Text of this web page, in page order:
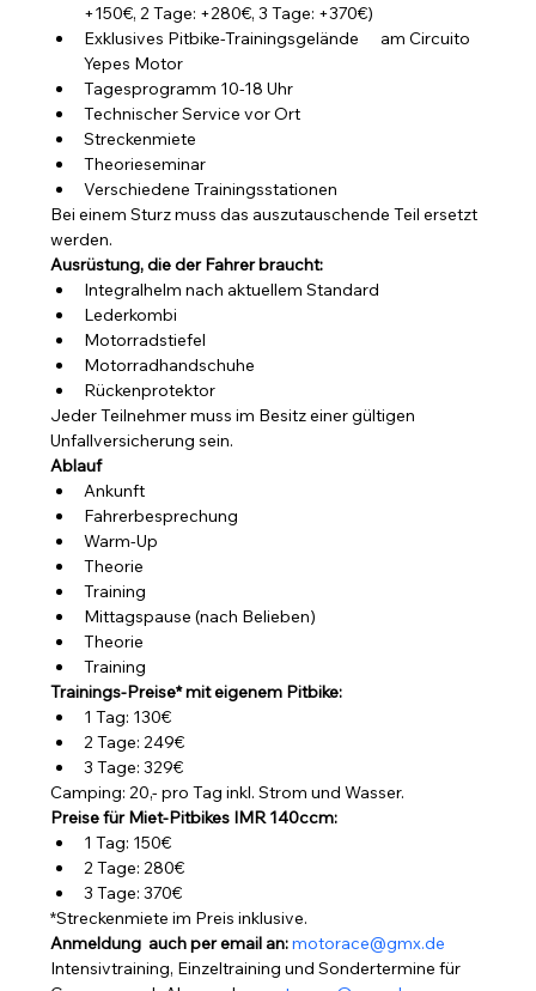
+150€, 2 Tage: +280€, 3 Tage: +370€)
Exklusives Pitbike-Trainingsgelände      am Circuito
Yepes Motor
Tagesprogramm 10-18 Uhr
Technischer Service vor Ort
Streckenmiete
Theorieseminar
Verschiedene Trainingsstationen
Bei einem Sturz muss das auszutauschende Teil ersetzt
werden.
Ausrüstung, die der Fahrer braucht:
Integralhelm nach aktuellem Standard
Lederkombi
Motorradstiefel
Motorradhandschuhe
Rückenprotektor
Jeder Teilnehmer muss im Besitz einer gültigen
Unfallversicherung sein.
Ablauf
Ankunft
Fahrerbesprechung
Warm-Up
Theorie
Training
Mittagspause (nach Belieben)
Theorie
Training
Trainings-Preise* mit eigenem Pitbike:
1 Tag: 130€
2 Tage: 249€
3 Tage: 329€
Camping: 20,- pro Tag inkl. Strom und Wasser.
Preise für Miet-Pitbikes IMR 140ccm:
1 Tag: 150€
2 Tage: 280€
3 Tage: 370€
*Streckenmiete im Preis inklusive.
Anmeldung  auch per email an: motorace@gmx.de
Intensivtraining, Einzeltraining und Sondertermine für